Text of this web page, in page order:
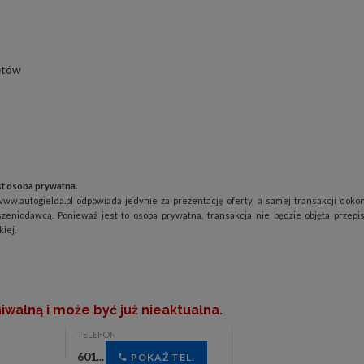
osoba prywatna.
odpowiada jedynie za prezentację oferty, a samej transakcji
Ponieważ jest to osoba prywatna, transakcja nie będzie objęta
i może być już nieaktualna.
TELEFON
601... POKAŻ TEL.